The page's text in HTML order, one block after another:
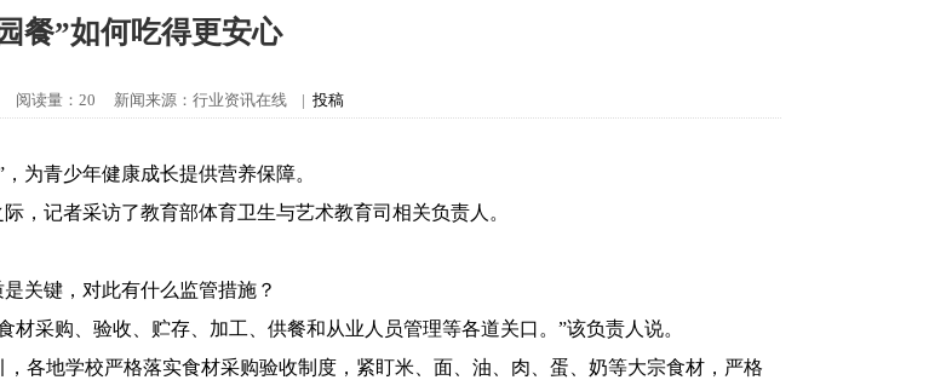
餐”如何吃得更安心
阅读量：20 新闻来源：行业资讯在线 | 投稿
青少年健康成长提供营养保障。
记者采访了教育部体育卫生与艺术教育司相关负责人。
关键，对此有什么监管措施？
购、验收、贮存、加工、供餐和从业人员管理等各道关口。”该负责人说。
地学校严格落实食材采购验收制度，紧盯米、面、油、肉、蛋、奶等大宗食材，严格